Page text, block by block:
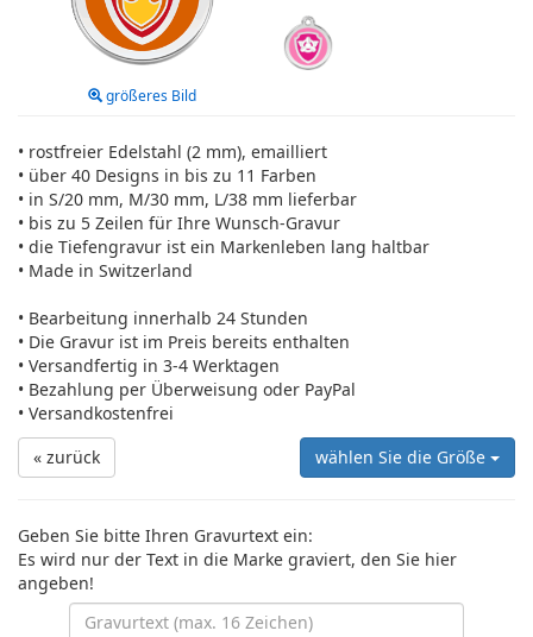
größeres Bild
• rostfreier Edelstahl (2 mm), emailliert
• über 40 Designs in bis zu 11 Farben
• in S/20 mm, M/30 mm, L/38 mm lieferbar
• bis zu 5 Zeilen für Ihre Wunsch-Gravur
• die Tiefengravur ist ein Markenleben lang haltbar
• Made in Switzerland
• Bearbeitung innerhalb 24 Stunden
• Die Gravur ist im Preis bereits enthalten
• Versandfertig in 3-4 Werktagen
• Bezahlung per Überweisung oder PayPal
• Versandkostenfrei
« zurück
wählen Sie die Größe
Geben Sie bitte Ihren Gravurtext ein:
Es wird nur der Text in die Marke graviert, den Sie hier
angeben!